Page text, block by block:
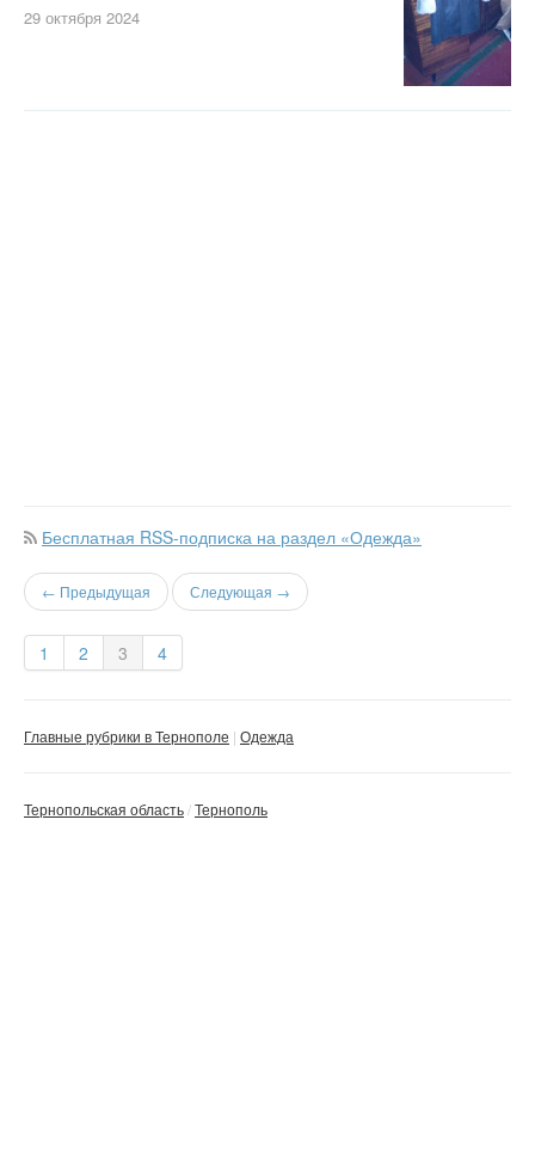
29 октября 2024
Бесплатная RSS-подписка на раздел «Одежда»
← Предыдущая Следующая →
1 2 3 4
Главные рубрики в Тернополе Одежда
Тернопольская область Тернополь